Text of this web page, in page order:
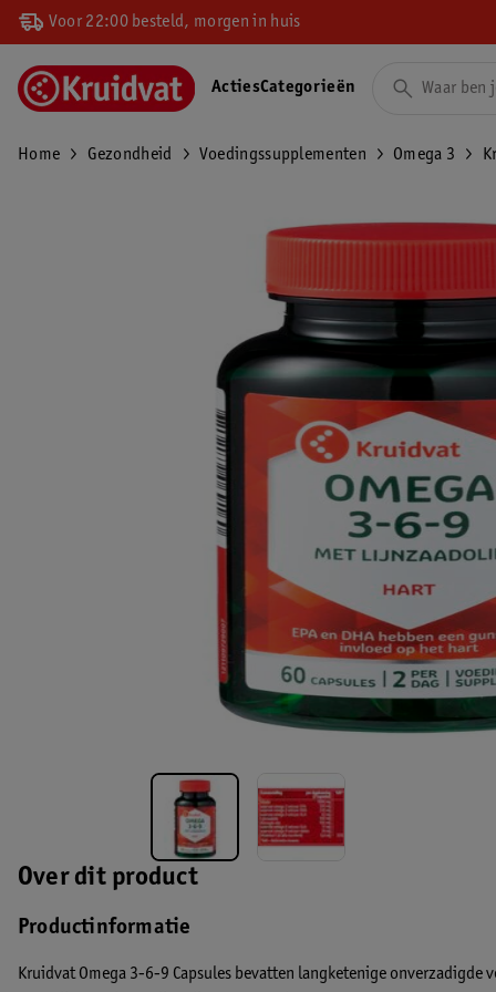
Voor 22:00 besteld, morgen in huis
ActiesCategorieën
Home Gezondheid Voedingssupplementen Omega 3
Over dit product
Productinformatie
Kruidvat Omega 3-6-9 Capsules bevatten langketenige onverzadigde